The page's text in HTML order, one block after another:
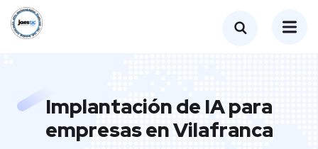
Implantación de IA para
empresas en Vilafranca